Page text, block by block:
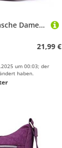
NOTAG Umhängetasche Damen, Leichte Schultertasche Damen Wasserdicht Nylon Mehrfach-Taschen RFID Handtasche Umhängetasche (Hellviolett)
21,99 €
um 00:03; der
haben.